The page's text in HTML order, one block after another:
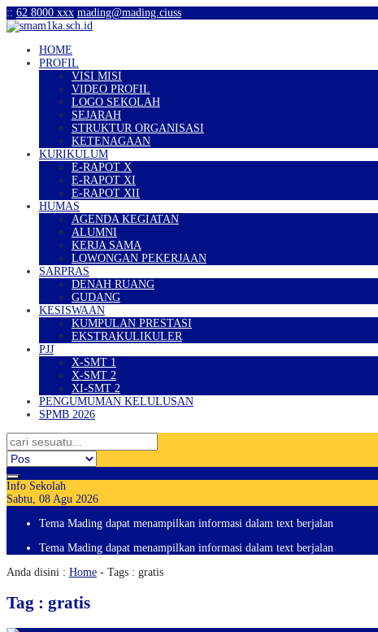
:: 62 8000 xxx mading@mading.ciuss
HOME
PROFIL
VISI MISI
VIDEO PROFIL
LOGO SEKOLAH
SEJARAH
STRUKTUR ORGANISASI
KETENAGAAN
KURIKULUM
E-RAPOT X
E-RAPOT XI
E-RAPOT XII
HUMAS
AGENDA KEGIATAN
ALUMNI
KERJA SAMA
LOWONGAN PEKERJAAN
SARPRAS
DENAH RUANG
GUDANG
KESISWAAN
KUMPULAN PRESTASI
EKSTRAKULIKULER
PJJ
X-SMT 1
X-SMT 2
XI-SMT 2
PENGUMUMAN KELULUSAN
SPMB 2026
Info Sekolah
Sabtu, 08 Agu 2026
Tema Mading dapat menampilkan informasi dalam text berjalan
Tema Mading dapat menampilkan informasi dalam text berjalan
Anda disini : Home - Tags : gratis
Tag : gratis